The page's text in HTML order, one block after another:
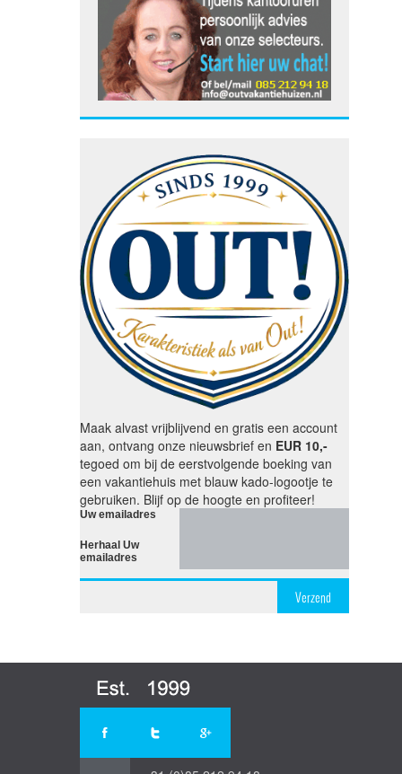
Maak alvast vrijblijvend en gratis een account
aan, ontvang onze nieuwsbrief en EUR 10,-
tegoed om bij de eerstvolgende boeking van
een vakantiehuis met blauw kado-logootje te
gebruiken. Blijf op de hoogte en profiteer!
Uw emailadres
Herhaal Uw
emailadres
Verzend